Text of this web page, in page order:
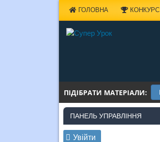
ГОЛОВНА КОНКУРС
ПІДІБРАТИ МАТЕРІАЛИ:
ПАНЕЛЬ УПРАВЛІННЯ
Увійти